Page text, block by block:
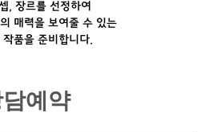
, 장르를 선정하여
매력을 보여줄 수 있는
작품을 준비합니다.
예약